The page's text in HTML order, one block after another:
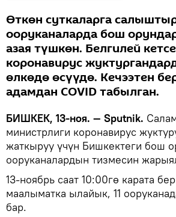
Өткөн суткаларга
ооруканаларда бош
азая түшкөн. Белгилей
коронавирус
өлкөдө өсүүдө. Кечээтен
адамдан COVID табылган.
БИШКЕК, 13-ноя. — Sputnik.
министрлиги коронавирус
жаткыруу үчүн Бишкектеги бош
ооруканалардын тизмесин
13-ноябрь саат 10:00гө карата
маалыматка ылайык, 11
бар.